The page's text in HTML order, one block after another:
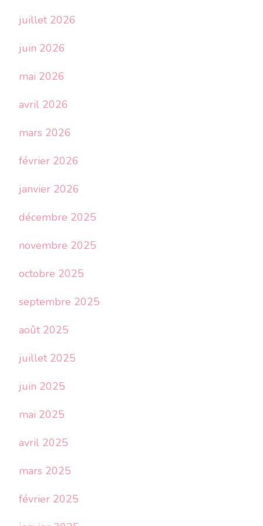
juillet 2026
juin 2026
mai 2026
avril 2026
mars 2026
février 2026
janvier 2026
décembre 2025
novembre 2025
octobre 2025
septembre 2025
août 2025
juillet 2025
juin 2025
mai 2025
avril 2025
mars 2025
février 2025